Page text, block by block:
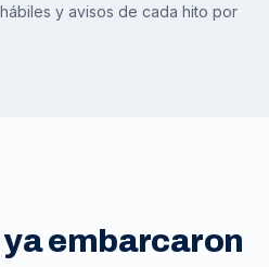
y avisos de cada hito por
embarcaron